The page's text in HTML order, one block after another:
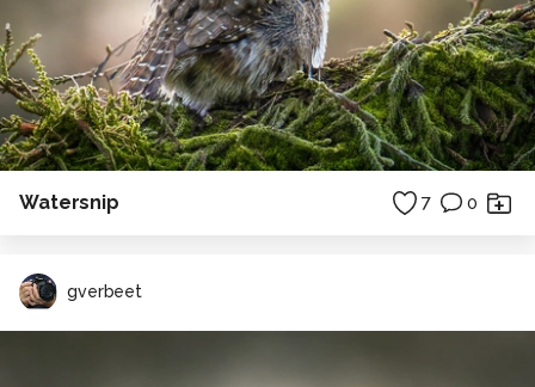
Watersnip 7 0
gverbeet